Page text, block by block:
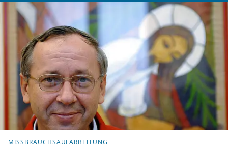
MISSBRAUCHSAUFARBEITUNG